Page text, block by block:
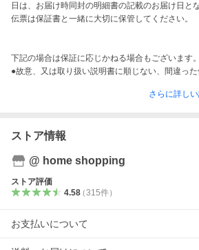
日は、お届け時同封の明細書の記載のお届け日と
伝票は保証書と一緒に大切に保管してください。
下記の場合は保証に応じかねる場合もございます。
●故意、又は取り扱い説明書に順じない、間違った
さらに詳し
ストア情報
@ home shopping
ストア評価
4.58（315件）
お支払いについて